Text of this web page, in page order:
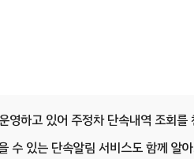
하고 있어 주정차 단속내역 조회
수 있는 단속알림 서비스도 함께 알